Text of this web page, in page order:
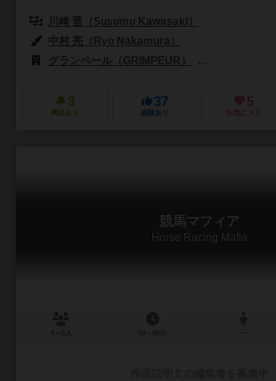
川崎 晋（Susumu Kawasaki）
中村 亮（Ryo Nakamura）
グランペール（GRIMPEUR）
3
興味あり
37
経験あり
5
お気に入り
競馬マフィア
Horse Racing Mafia